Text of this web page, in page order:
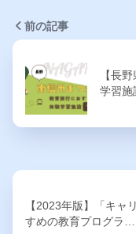
前の記事
【長
学習施
【2023年版】「キャ
すめの教育プログラ…